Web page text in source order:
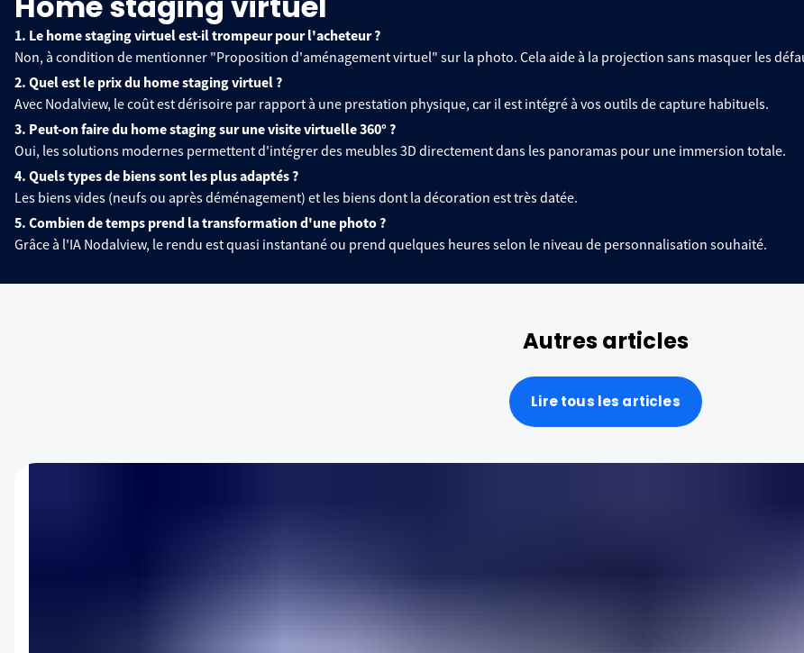
1. Le home staging virtuel est-il trompeur pour l'acheteur ?
Non, à condition de mentionner "Proposition d'aménagement virtuel" sur la photo. Cela aide à la projection sans masquer les
2. Quel est le prix du home staging virtuel ?
Avec Nodalview, le coût est dérisoire par rapport à une prestation physique, car il est intégré à vos outils de capture habituels.
3. Peut-on faire du home staging sur une visite virtuelle 360° ?
Oui, les solutions modernes permettent d'intégrer des meubles 3D directement dans les panoramas pour une immersion totale.
4. Quels types de biens sont les plus adaptés ?
Les biens vides (neufs ou après déménagement) et les biens dont la décoration est très datée.
5. Combien de temps prend la transformation d'une photo ?
Grâce à l'IA Nodalview, le rendu est quasi instantané ou prend quelques heures selon le niveau de personnalisation souhaité.
Autres articles
Lire tous les articles